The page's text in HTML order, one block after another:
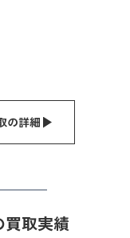
の詳細
取実績